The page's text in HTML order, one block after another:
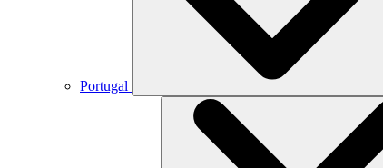
Portugal